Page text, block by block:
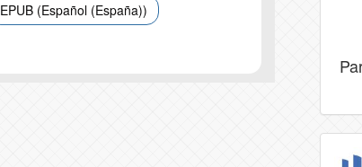
EPUB (Español (España))